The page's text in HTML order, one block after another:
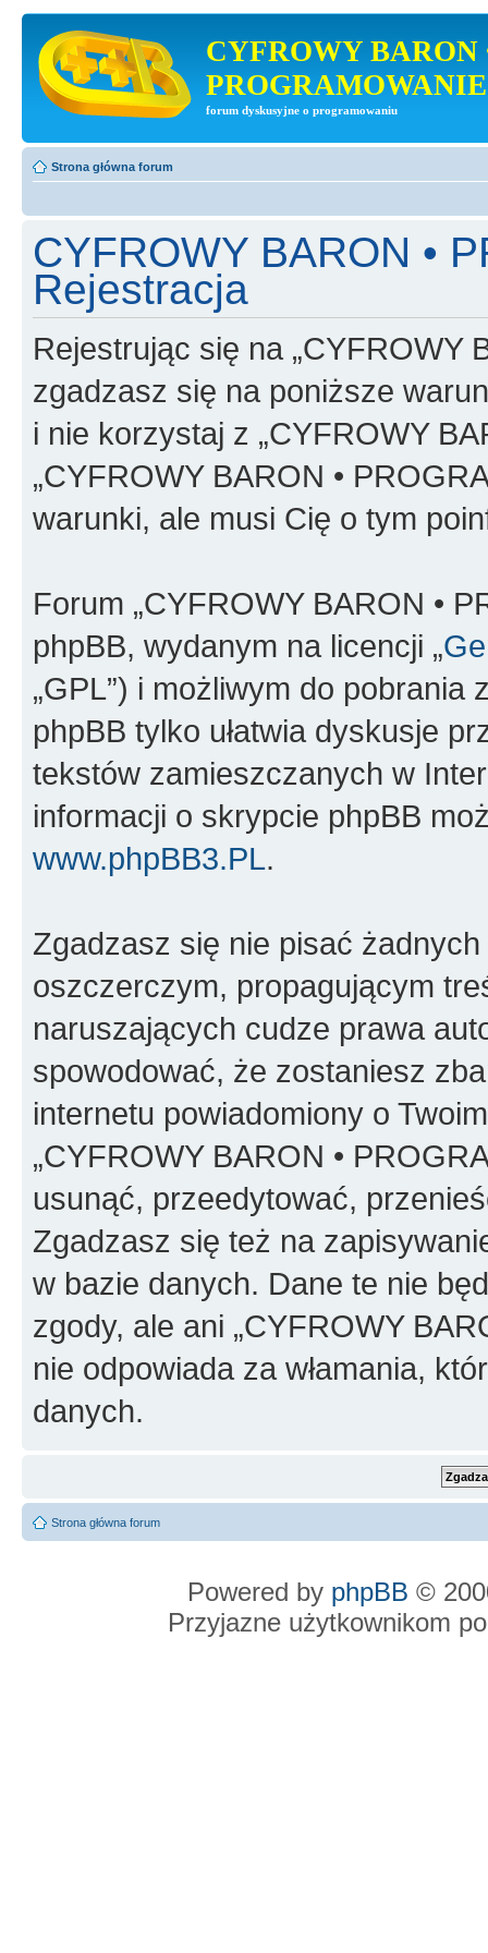
CYFROWY BARON
PROGRAMOWANIE
forum dyskusyjne o programowaniu
Strona główna forum
CYFROWY BARON •
Rejestracja
Rejestrując się na „CYFROWY
zgadzasz się na poniższe
i nie korzystaj z „CYFROWY
„CYFROWY BARON •
warunki, ale musi Cię o tym
Forum „CYFROWY BARON •
phpBB, wydanym na licencji „
„GPL”) i możliwym do pobrania
phpBB tylko ułatwia dyskusje
tekstów zamieszczanych w
informacji o skrypcie phpBB
www.phpBB3.PL.
Zgadzasz się nie pisać
oszczerczym, propagującym
naruszających cudze prawa
spowodować, że zostaniesz
internetu powiadomiony o
„CYFROWY BARON •
usunąć, przeedytować,
Zgadzasz się też na
w bazie danych. Dane te nie
zgody, ale ani „CYFROWY
nie odpowiada za włamania,
danych.
Strona główna forum
Powered by phpBB ©
Przyjazne użytkownikom